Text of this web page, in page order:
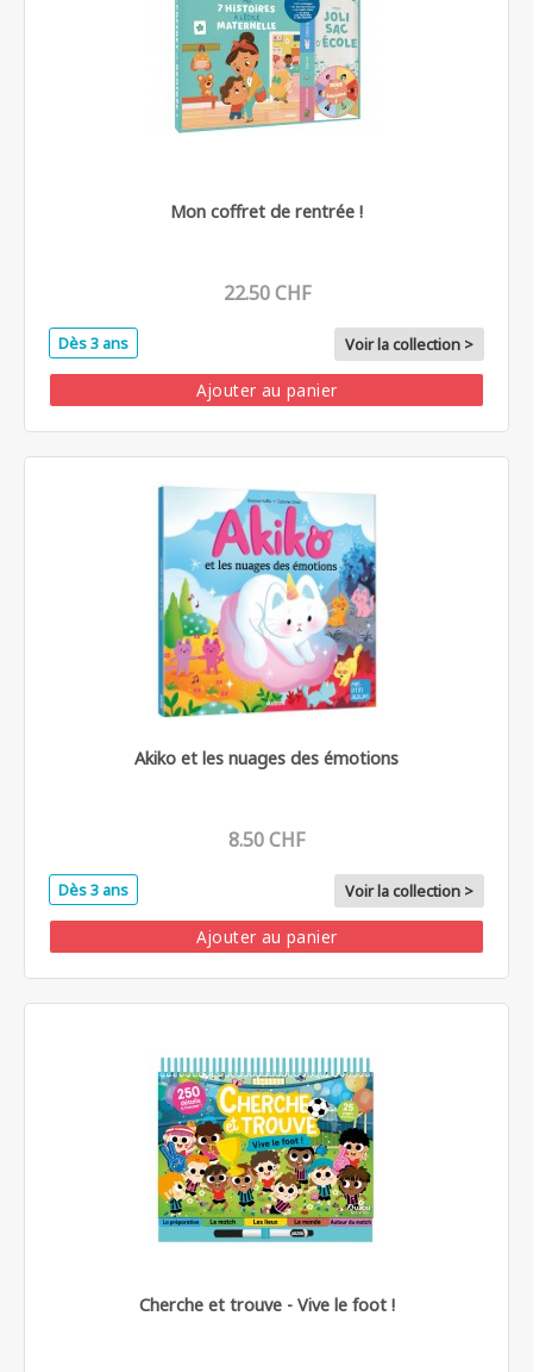
Mon coffret de rentrée !
22.50 CHF
Dès 3 ans Voir la collection >
Ajouter au panier
Akiko et les nuages des émotions
8.50 CHF
Dès 3 ans Voir la collection >
Ajouter au panier
Cherche et trouve - Vive le foot !